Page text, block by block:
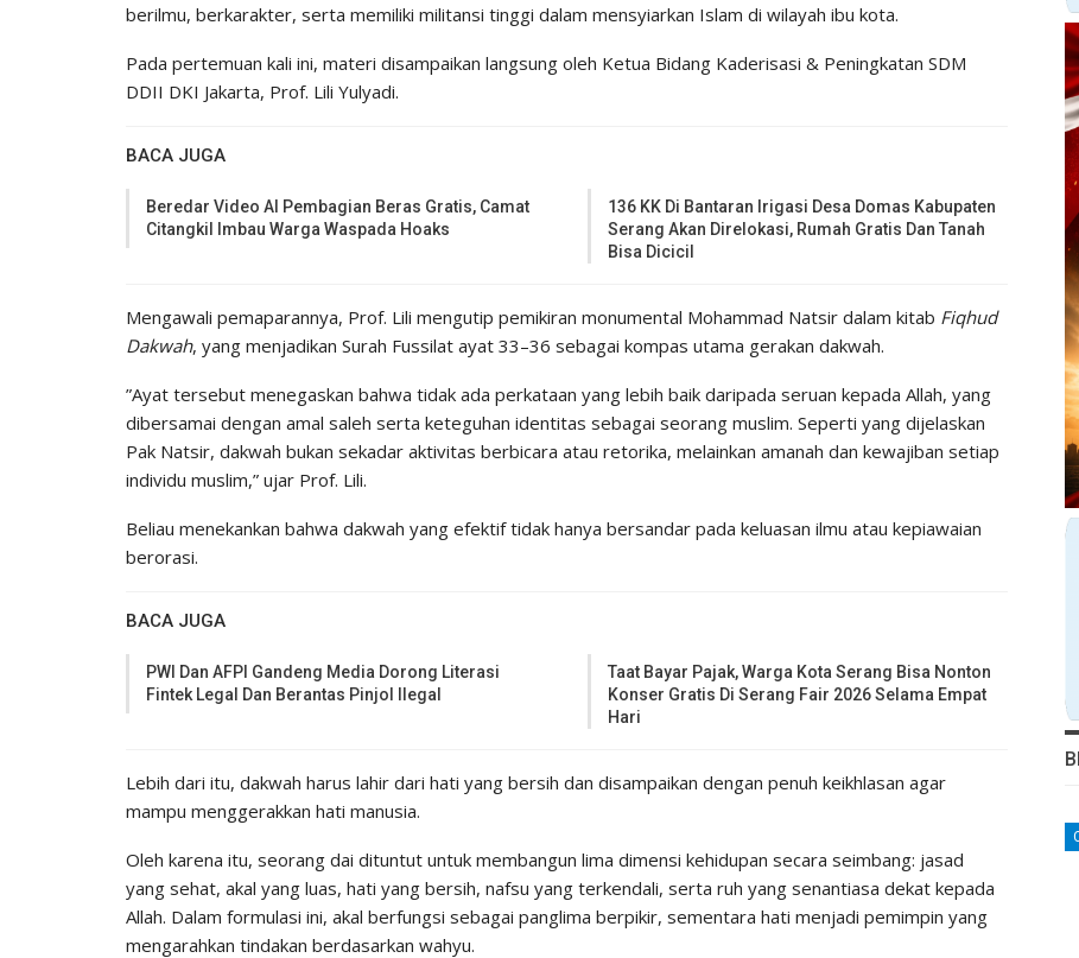
berilmu, berkarakter, serta memiliki militansi tinggi dalam mensyiarkan Islam di wilayah ibu kota.
​Pada pertemuan kali ini, materi disampaikan langsung oleh Ketua Bidang Kaderisasi & Peningkatan SDM
DDII DKI Jakarta, Prof. Lili Yulyadi.
BACA JUGA
Beredar Video AI Pembagian Beras Gratis, Camat
Citangkil Imbau Warga Waspada Hoaks
136 KK Di Bantaran Irigasi Desa Domas Kabupaten
Serang Akan Direlokasi, Rumah Gratis Dan Tanah
Bisa Dicicil
Mengawali pemaparannya, Prof. Lili mengutip pemikiran monumental Mohammad Natsir dalam kitab Fiqhud
Dakwah, yang menjadikan Surah Fussilat ayat 33–36 sebagai kompas utama gerakan dakwah.
​”Ayat tersebut menegaskan bahwa tidak ada perkataan yang lebih baik daripada seruan kepada Allah, yang
dibersamai dengan amal saleh serta keteguhan identitas sebagai seorang muslim. Seperti yang dijelaskan
Pak Natsir, dakwah bukan sekadar aktivitas berbicara atau retorika, melainkan amanah dan kewajiban setiap
individu muslim,” ujar Prof. Lili.
​Beliau menekankan bahwa dakwah yang efektif tidak hanya bersandar pada keluasan ilmu atau kepiawaian
berorasi.
BACA JUGA
PWI Dan AFPI Gandeng Media Dorong Literasi
Fintek Legal Dan Berantas Pinjol Ilegal
Taat Bayar Pajak, Warga Kota Serang Bisa Nonton
Konser Gratis Di Serang Fair 2026 Selama Empat
Hari
Lebih dari itu, dakwah harus lahir dari hati yang bersih dan disampaikan dengan penuh keikhlasan agar
mampu menggerakkan hati manusia.
​Oleh karena itu, seorang dai dituntut untuk membangun lima dimensi kehidupan secara seimbang: jasad
yang sehat, akal yang luas, hati yang bersih, nafsu yang terkendali, serta ruh yang senantiasa dekat kepada
Allah. Dalam formulasi ini, akal berfungsi sebagai panglima berpikir, sementara hati menjadi pemimpin yang
mengarahkan tindakan berdasarkan wahyu.